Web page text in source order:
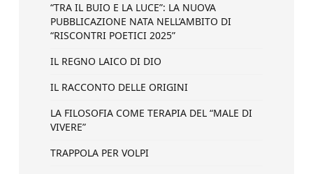
“TRA IL BUIO E LA LUCE”: LA NUOVA
PUBBLICAZIONE NATA NELL’AMBITO DI
“RISCONTRI POETICI 2025”
IL REGNO LAICO DI DIO
IL RACCONTO DELLE ORIGINI
LA FILOSOFIA COME TERAPIA DEL “MALE DI
VIVERE”
TRAPPOLA PER VOLPI